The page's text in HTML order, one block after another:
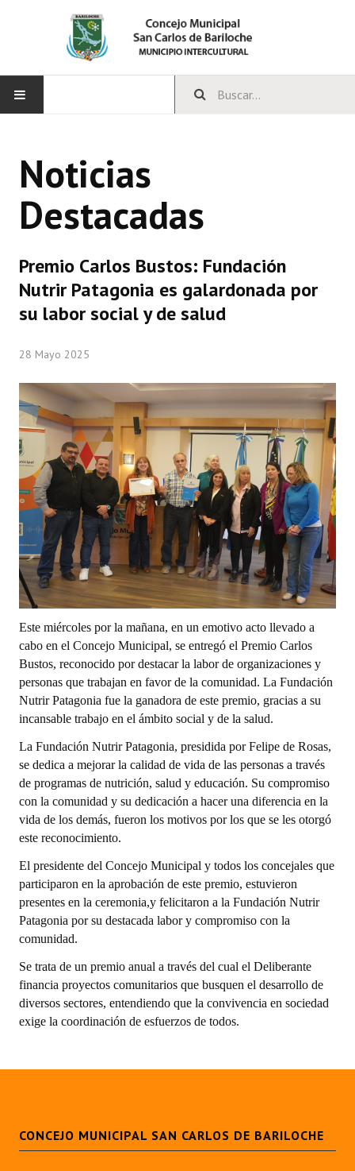
CONCEJO
Bloques Políticos
Comisiones Permanentes
Comisiones Especiales
LEGISLACIÓN
Constitución Nacional
Constitución Provincial
Carta Orgánica 2007
Reglamento Interno
Digesto
Organigrama
DOCUMENTOS
Informes de Gestión
Proyectos Presentados
Dictámenes Asesoría Letrada
Actas de Sesión
Informes de Unidad Coordinadora
Ejecución Presupuestaria
Actas de Audiencias Públicas
NORMATIVA
Comunicaciones
Declaraciones
Resoluciones
Noticias Destacadas
Noticias
Destacadas
Premio Carlos Bustos: Fundación
Nutrir Patagonia es galardonada por
su labor social y de salud
28 Mayo 2025
Este miércoles por la mañana, en un emotivo acto llevado a
cabo en el Concejo Municipal, se entregó el Premio Carlos
Bustos, reconocido por destacar la labor de organizaciones y
personas que trabajan en favor de la comunidad. La Fundación
Nutrir Patagonia fue la ganadora de este premio, gracias a su
incansable trabajo en el ámbito social y de la salud.
La Fundación Nutrir Patagonia, presidida por Felipe de Rosas,
se dedica a mejorar la calidad de vida de las personas a través
de programas de nutrición, salud y educación. Su compromiso
con la comunidad y su dedicación a hacer una diferencia en la
vida de los demás, fueron los motivos por los que se les otorgó
este reconocimiento.
El presidente del Concejo Municipal y todos los concejales que
participaron en la aprobación de este premio, estuvieron
presentes en la ceremonia,y felicitaron a la Fundación Nutrir
Patagonia por su destacada labor y compromiso con la
comunidad.
Se trata de un premio anual a través del cual el Deliberante
financia proyectos comunitarios que busquen el desarrollo de
diversos sectores, entendiendo que la convivencia en sociedad
exige la coordinación de esfuerzos de todos.
CONCEJO MUNICIPAL SAN CARLOS DE BARILOCHE